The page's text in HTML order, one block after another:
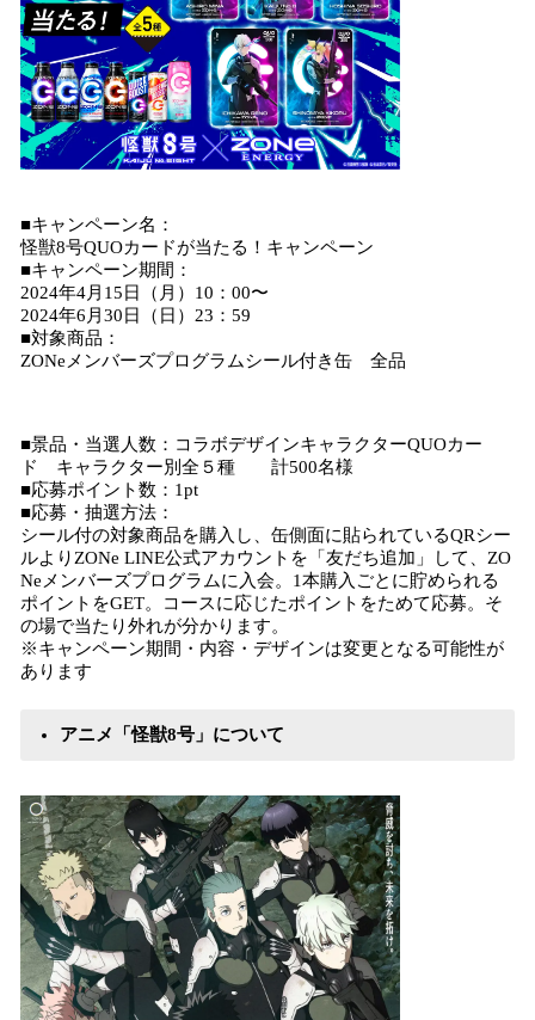
■キャンペーン名：
怪獣8号QUOカードが当たる！キャンペーン
■キャンペーン期間：
2024年4月15日（月）10：00〜
2024年6月30日（日）23：59
■対象商品：
ZONeメンバーズプログラムシール付き缶 全品
■景品・当選人数：コラボデザインキャラクターQUOカー
ド キャラクター別全５種 計500名様
■応募ポイント数：1pt
■応募・抽選方法：
シール付の対象商品を購入し、缶側面に貼られているQRシー
ルよりZONe LINE公式アカウントを「友だち追加」して、ZO
Neメンバーズプログラムに入会。1本購入ごとに貯められる
ポイントをGET。コースに応じたポイントをためて応募。そ
の場で当たり外れが分かります。
※キャンペーン期間・内容・デザインは変更となる可能性が
あります
アニメ「怪獣8号」について